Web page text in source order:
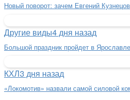
Новый поворот: зачем Евгений
Другие виды4 дня назад
Большой праздник пройдет в
КХЛ3 дня назад
«Локомотив» назвали самой силовой